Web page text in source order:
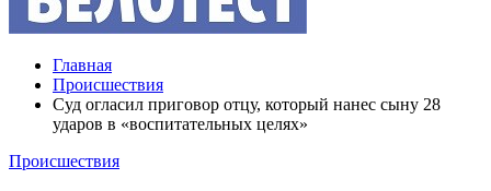
Главная
Происшествия
Суд огласил приговор отцу, который нанес сыну 28
ударов в «воспитательных целях»
Происшествия